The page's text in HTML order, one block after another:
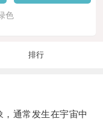
色
排行
通常发生在宇宙中